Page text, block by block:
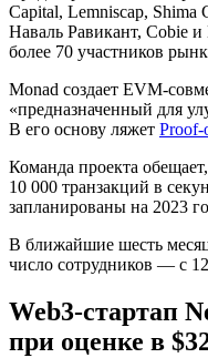
Capital, Lemniscap, Shima
Наваль Равикант, Cobie
более 70 участников
Monad создает EVM-
«предназначенный для
В его основу ляжет Proof-
Команда проекта
10 000 транзакций в
запланированы на 2023
В ближайшие шесть
число сотрудников — с
Web3-стартап
при оценке в